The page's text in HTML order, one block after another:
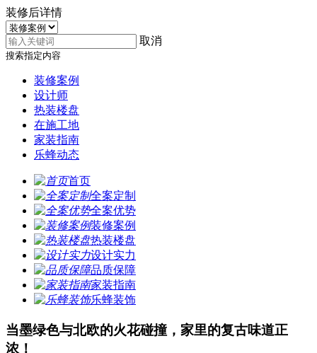
装修后详情
取消
搜索指定内容
装修案例
设计师
热装楼盘
在施工地
家装指南
乐蜂动态
首页
全案定制
全案优势
装修案例
热装楼盘
设计实力
品质保障
家装指南
乐蜂装饰
当墨绿色与北欧的火花碰撞，家里的复古味道正
浓！